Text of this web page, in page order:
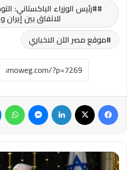
#رئيس الوزراء الباكستاني:
للاتفاق بين إيران
موقع مصر الآن الاخباري
فيسبوك لينكدإن ماسنجر
#إعلام
الإحتلال